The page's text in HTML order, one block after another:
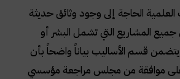
الحاجة إلى وجود وثائق حديثة
جميع المشاريع التي تشمل البشر أو
قسم الأساليب بياناً واضحاً بأن
على موافقة من مجلس مراجعة مؤسسي